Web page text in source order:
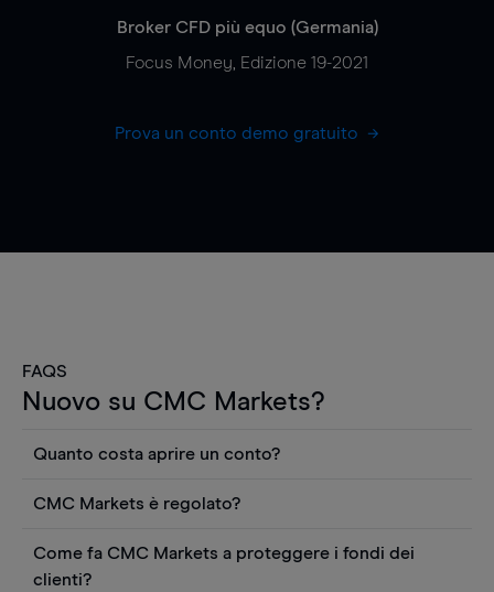
Broker CFD più equo (Germania)
Focus Money, Edizione 19-2021
Prova un conto demo gratuito
FAQS
Nuovo su CMC Markets?
Quanto costa aprire un conto?
Puoi anche visualizzare gratuitamente i prezzi e
utilizzare strumenti come grafici, notizie Reuters
o rapporti quantitativi sui titoli azionari di
CMC Markets è regolato?
regolamentato dall'Autorità federale tedesca di
Come fa CMC Markets a proteggere i fondi dei
clienti?